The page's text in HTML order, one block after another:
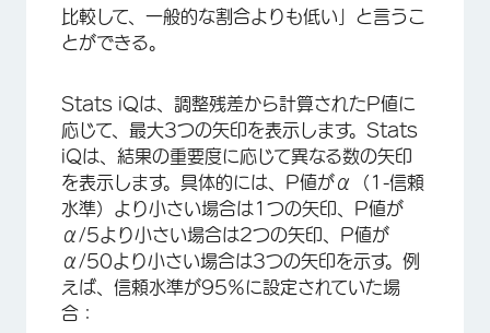
比較して、一般的な割合よりも低い」と言うこ
とができる。
Stats iQは、調整残差から計算されたP値に
応じて、最大3つの矢印を表示します。Stats
iQは、結果の重要度に応じて異なる数の矢印
を表示します。具体的には、P値がα（1-信頼
水準）より小さい場合は1つの矢印、P値が
α/5より小さい場合は2つの矢印、P値が
α/50より小さい場合は3つの矢印を示す。例
えば、信頼水準が95％に設定されていた場
合：